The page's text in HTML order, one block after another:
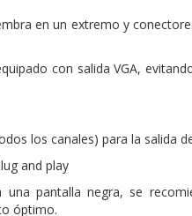
en un extremo y
con salida VGA,
los canales) para la salida
and play
pantalla negra, se
óptimo.